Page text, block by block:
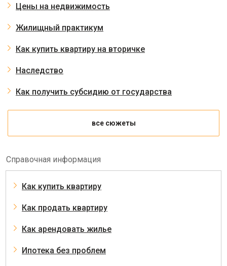
Цены на недвижимость
Жилищный практикум
Как купить квартиру на вторичке
Наследство
Как получить субсидию от государства
все сюжеты
Справочная информация
Как купить квартиру
Как продать квартиру
Как арендовать жилье
Ипотека без проблем